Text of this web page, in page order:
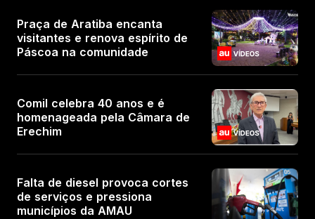
Praça de Aratiba encanta
visitantes e renova espírito de
Páscoa na comunidade
Comil celebra 40 anos e é
homenageada pela Câmara de
Erechim
Falta de diesel provoca cortes
de serviços e pressiona
municípios da AMAU